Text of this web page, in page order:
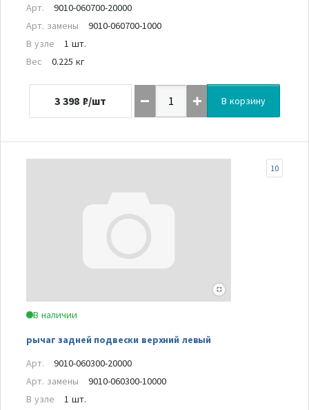
Арт.
9010-060700-20000
Арт. замены
9010-060700-1000
В узле
1 шт.
Вес
0.225 кг
3 398 ₽/шт В корзину
В наличии
рычаг задней подвески верхний левый
10
Арт.
9010-060300-20000
Арт. замены
9010-060300-10000
В узле
1 шт.